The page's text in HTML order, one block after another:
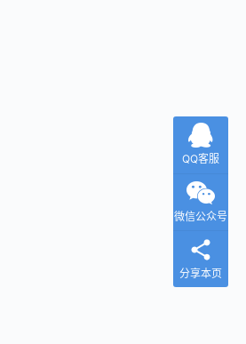
QQ客服
微信公众号
分享本页